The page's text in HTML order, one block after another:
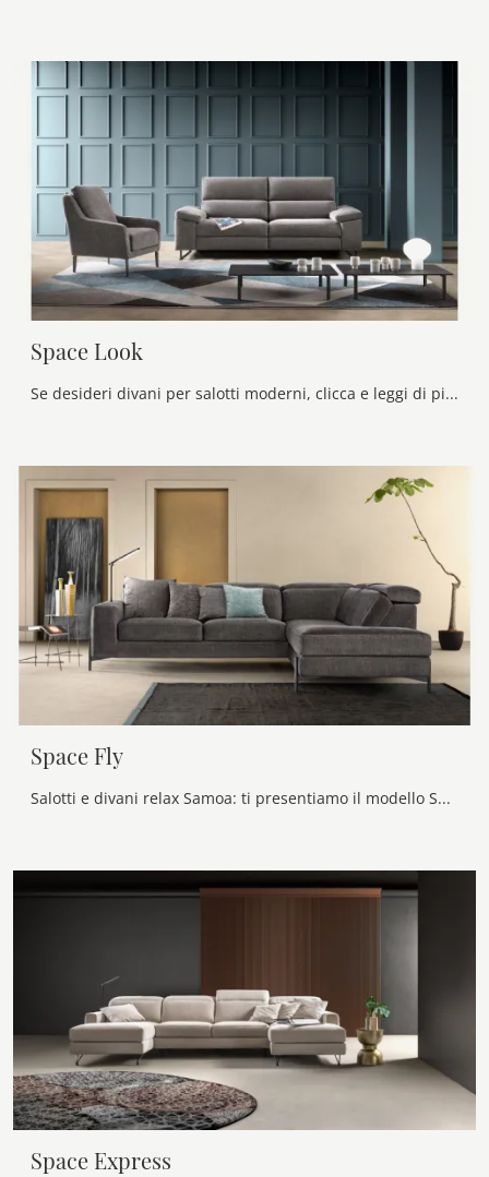
Space Look
Se desideri divani per salotti moderni, clicca e leggi di più sul modello Space Look in tessuto della firma Samoa.
Space Fly
Salotti e divani relax Samoa: ti presentiamo il modello Space Fly in tessuto per valorizzare il soggiorno.
Space Express